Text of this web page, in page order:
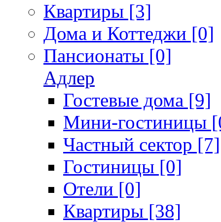
Квартиры [3]
Дома и Коттеджи [0]
Пансионаты [0]
Адлер
Гостевые дома [9]
Мини-гостиницы
Частный сектор [7]
Гостиницы [0]
Отели [0]
Квартиры [38]